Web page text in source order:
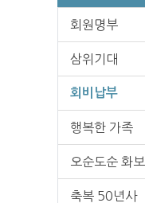
회원명부
삼위기대
회비납부
행복한 가족
오순도순 화보
축복 50년사